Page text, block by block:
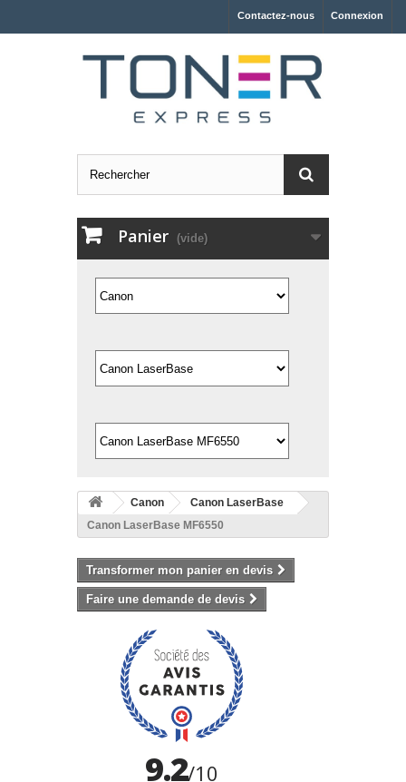
Connexion
Contactez-nous
Panier (vide)
Canon
Canon LaserBase
Canon LaserBase MF6550
Transformer mon panier en devis
Faire une demande de devis